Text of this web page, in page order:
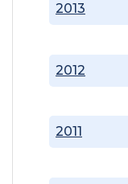
2011
2012
2013